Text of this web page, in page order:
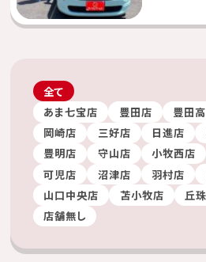
全て
あま七宝店
豊田店 豊田
岡崎店
三好店 日進店
豊明店
守山店 小牧西店
可児店
沼津店 羽村店
山口中央店
苫小牧店
丘
店舗無し